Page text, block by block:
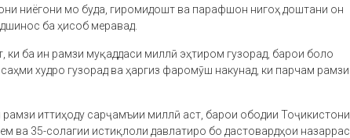
ниёгони мо буда, гиромидошт ва парафшон нигоҳ доштани он
ба ҳисоб меравад.
ки ба ин рамзи муқаддаси миллӣ эҳтиром гузорад, барои боло
худро гузорад ва ҳаргиз фаромӯш накунад, ки парчам рамзи
иттиҳоду сарҷамъии миллӣ аст, барои ободии Тоҷикистони
ва 35-солагии истиқлоли давлатиро бо дастовардҳои назаррас